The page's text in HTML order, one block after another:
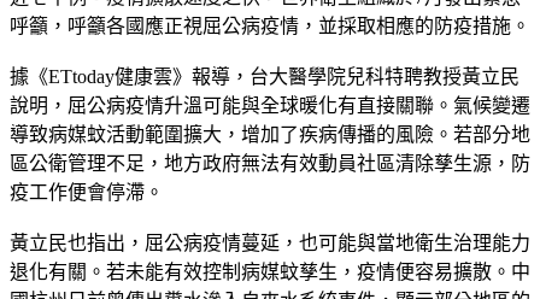
呼籲，呼籲各國應正視屈公病疫情，並採取相應的防疫措施。
據《ETtoday健康雲》報導，台大醫學院兒科特聘教授黃立民
說明，屈公病疫情升溫可能與全球暖化有直接關聯 。氣候變遷
導致病媒蚊活動範圍擴大，增加了疾病傳播的風險。若部分地
區公衛管理不足，地方政府無法有效動員社區清除孳生源，防
疫工作便會停滯。
黃立民也指出，屈公病疫情蔓延，也可能與當地衛生治理能力
退化有關 。若未能有效控制病媒蚊孳生，疫情便容易擴散。中